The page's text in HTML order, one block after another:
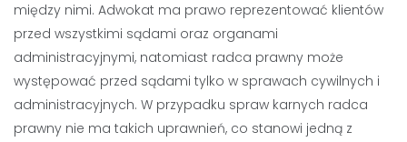
między nimi. Adwokat ma prawo reprezentować klientów
przed wszystkimi sądami oraz organami
administracyjnymi, natomiast radca prawny może
występować przed sądami tylko w sprawach cywilnych i
administracyjnych. W przypadku spraw karnych radca
prawny nie ma takich uprawnień, co stanowi jedną z